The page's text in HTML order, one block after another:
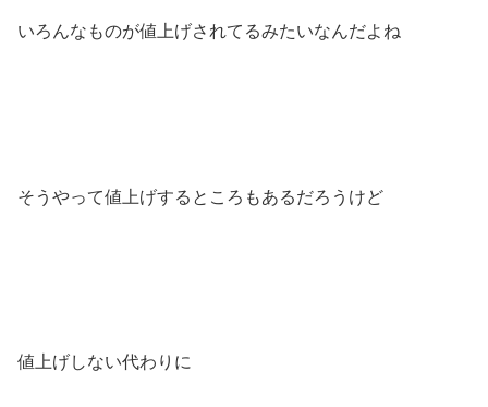
いろんなものが値上げされてるみたいなんだよね
そうやって値上げするところもあるだろうけど
値上げしない代わりに